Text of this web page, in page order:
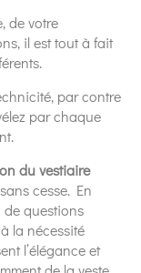
de votre
il est tout à fait
par contre
par chaque
du vestiaire
cesse. En
de questions
la nécessité
l’élégance et